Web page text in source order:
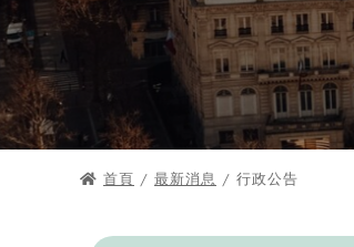
首頁 / 最新消息 / 行政公告